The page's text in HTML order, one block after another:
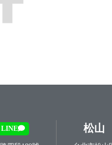
LINE 松山